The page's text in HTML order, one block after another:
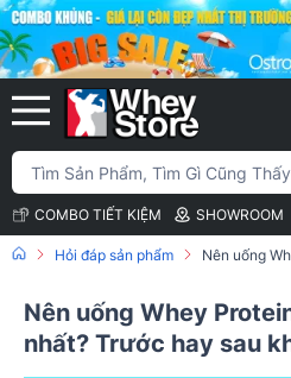
COMBO TIẾT KIỆM SHOWROOM
Hỏi đáp sản phẩm Nên uống
Nên uống Whey
nhất? Trước hay sau